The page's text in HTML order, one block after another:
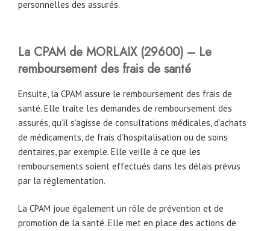
personnelles des assurés.
La CPAM de MORLAIX (29600) – Le
remboursement des frais de santé
Ensuite, la CPAM assure le remboursement des frais de
santé. Elle traite les demandes de remboursement des
assurés, qu’il s’agisse de consultations médicales, d’achats
de médicaments, de frais d’hospitalisation ou de soins
dentaires, par exemple. Elle veille à ce que les
remboursements soient effectués dans les délais prévus
par la réglementation.
La CPAM joue également un rôle de prévention et de
promotion de la santé. Elle met en place des actions de